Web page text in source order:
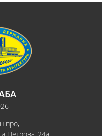
Петрова, 24а.